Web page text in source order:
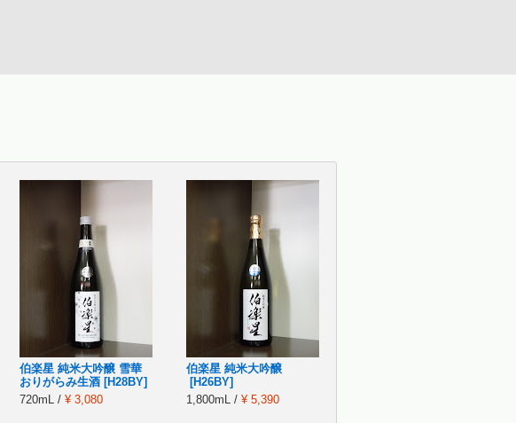
伯楽星 純米大吟醸 雪華
おりがらみ生酒 [H28BY]
720mL / ¥ 3,080
伯楽星 純米大吟醸
[H26BY]
1,800mL / ¥ 5,390